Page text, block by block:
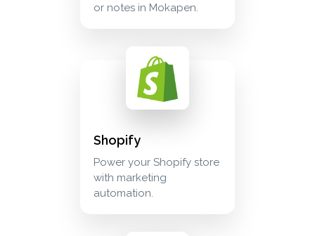
or notes in Mokapen.
shopify power your shopify store with
Shopify
Power your Shopify store
with marketing
automation.